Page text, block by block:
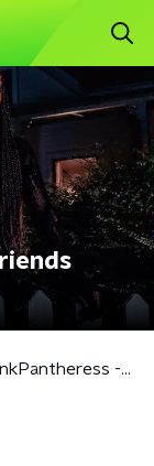
Elektronica van Vera: PinkPantheress - All My Friends Know (ANZ Remix)